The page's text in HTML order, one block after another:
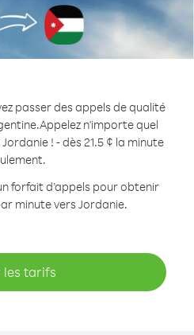
passer des appels de qualité
Appelez n'importe quel
! - dès 21.5 ¢ la minute
forfait d’appels pour obtenir
minute vers Jordanie.
les tarifs